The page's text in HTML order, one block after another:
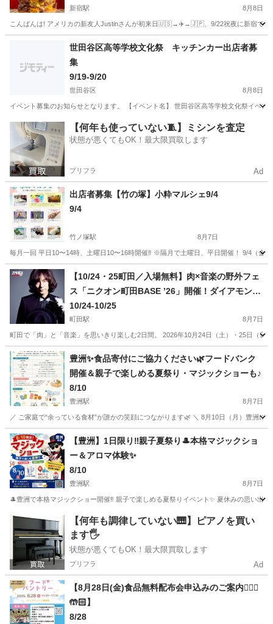
新宿駅 8月8日
こんばんは! アメリカの新友人Justinさんが初来日🇺🇸→✈️→🇯🇵、9/22祝夜に新宿で遊
新宿駅 地域/お祭り 国際交流
世田谷区高等学校文化祭 キッチンカー出店者募
集
9/19-9/20
世田谷区 8月8日
イベント募集のお知らせとなります。 【イベント名】 世田谷区高等学校文化祭イベ
東京 世田谷区 地域/お祭り 文化祭
【何年も使っていない🧵】ミシンを査定
状態が悪くてもOK！最大限買取します
プリフラ Ad
出店者募集【竹の塚】小粋マルシェ9/4
9/4
竹ノ塚駅 8月7日
毎月一回 平日10〜14時、土曜日10〜16時開催‼️ ※隔月で土曜日、平日開催！ 9/4（金
東京 足立区 地域/お祭り マルシェ
【10/24・25町田／入場無料】肉×音楽の野外フェ
ス「ニクオン町田BASE ’26」開催！ダイアモンド
☆ユカイ、Ｔ字路s、Chage×吉田山田による「吉
田山田柴田」、GoodMoon出演決定！町田シバヒ
ロに人気アーティストと肉料理が集結！家族・子
ども連れのお出かけにもおすすめ
10/24-10/25
町田駅 8月7日
町田で「肉」と「音楽」を思いきり楽しむ2日間。 2026年10月24日（土）・25日（
東京 町田市 町田駅 地域/お祭り 会場
豊洲✨食品寄付にご協力ください🌿フードバンク
開催＆親子で楽しめる夏祭り・マジックショーも♪
8/10
豊洲駅 8月7日
／ ご家庭で“余っている食材”が誰かの笑顔につながります🌿 ＼ 8月10日（月）豊洲
東京 江東区 豊洲駅 地域/お祭り フードバンク
【豊洲】1日限り‼️親子夏祭り🎩本格マジックショ
ー＆アロマ体験✨
8/10
豊洲駅 8月7日
🎩豊洲で本格マジックショー開催‼️ 親子で楽しめる夏祭りイベント✨ 夏休みの思い出
東京 江東区 豊洲駅 地域/お祭り 夏祭り
【何年も調律していない🎹】ピアノを買い
ます🖐️
状態が悪くてもOK！最大限買取します
プリフラ Ad
【8月28日(金)食品無料配布会申込みのご案内🙋🏻‍♀️
🤲🏻】
8/28